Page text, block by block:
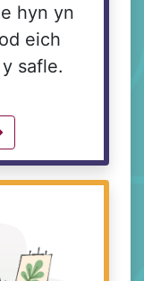
hyn yn
eich
safle.